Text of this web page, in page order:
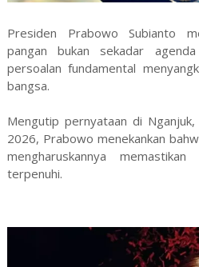
Presiden Prabowo Subianto
pangan bukan sekadar agenda
persoalan fundamental
bangsa.
Mengutip pernyataan di
2026, Prabowo menekankan
mengharuskannya
terpenuhi.